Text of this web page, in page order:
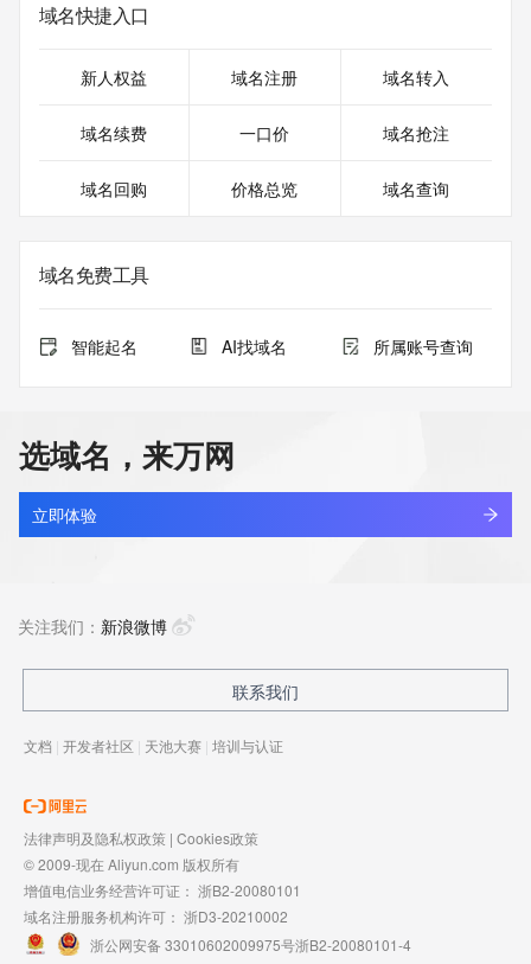
域名快捷入口
新人权益 域名注册 域名转入
域名续费 一口价 域名抢注
域名回购 价格总览 域名查询
域名免费工具
智能起名 AI找域名 所属账号查询
选域名，来万网
立即体验
关注我们： 新浪微博
联系我们
文档 | 开发者社区 | 天池大赛 | 培训与认证
法律声明及隐私权政策 | Cookies政策
© 2009-现在 Aliyun.com 版权所有
增值电信业务经营许可证： 浙B2-20080101
域名注册服务机构许可： 浙D3-20210002
浙公网安备 33010602009975号浙B2-20080101-4